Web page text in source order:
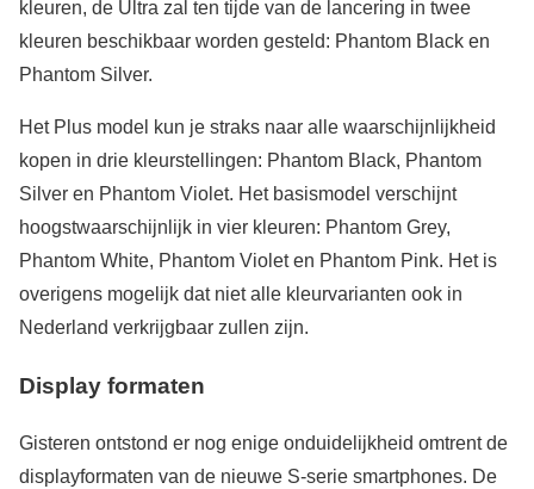
kleuren, de Ultra zal ten tijde van de lancering in twee
kleuren beschikbaar worden gesteld: Phantom Black en
Phantom Silver.
Het Plus model kun je straks naar alle waarschijnlijkheid
kopen in drie kleurstellingen: Phantom Black, Phantom
Silver en Phantom Violet. Het basismodel verschijnt
hoogstwaarschijnlijk in vier kleuren: Phantom Grey,
Phantom White, Phantom Violet en Phantom Pink. Het is
overigens mogelijk dat niet alle kleurvarianten ook in
Nederland verkrijgbaar zullen zijn.
Display formaten
Gisteren ontstond er nog enige onduidelijkheid omtrent de
displayformaten van de nieuwe S-serie smartphones. De